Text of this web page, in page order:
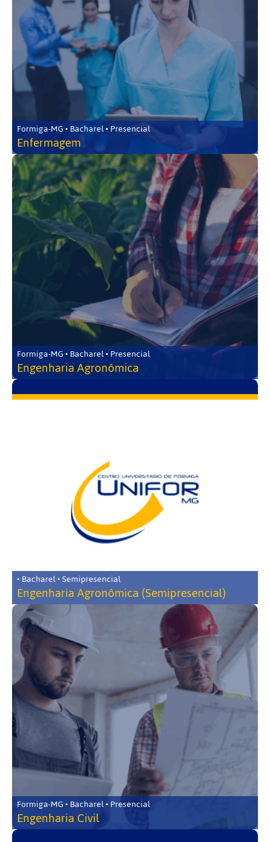
Formiga-MG • Bacharel • Presencial
Enfermagem
Formiga-MG • Bacharel • Presencial
Engenharia Agronômica
• Bacharel • Semipresencial
Engenharia Agronômica (Semipresencial)
Formiga-MG • Bacharel • Presencial
Engenharia Civil